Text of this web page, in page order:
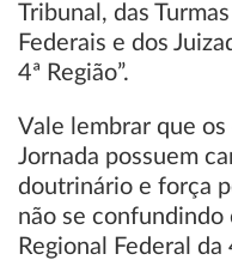
Tribunal, das
Federais e dos
4ª Região”.
Vale lembrar que
Jornada possuem
doutrinário e força
não se confundindo
Regional Federal da